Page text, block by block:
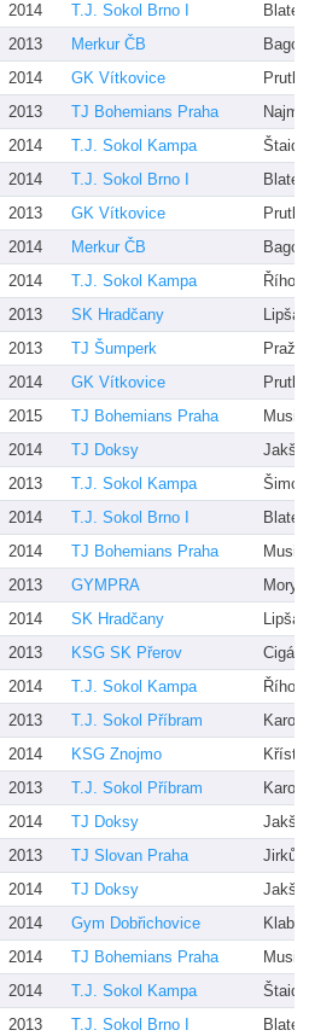
2014 T.J. Sokol Brno I
2013 Merkur ČB
2014 GK Vítkovice
2013 TJ Bohemians Praha
2014 T.J. Sokol Kampa
2014 T.J. Sokol Brno I
2013 GK Vítkovice
2014 Merkur ČB
2014 T.J. Sokol Kampa
2013 SK Hradčany
2013 TJ Šumperk
2014 GK Vítkovice
2015 TJ Bohemians Praha
2014 TJ Doksy
2013 T.J. Sokol Kampa
2014 T.J. Sokol Brno I
2014 TJ Bohemians Praha
2013 GYMPRA
2014 SK Hradčany
2013 KSG SK Přerov
2014 T.J. Sokol Kampa
2013 T.J. Sokol Příbram
2014 KSG Znojmo
2013 T.J. Sokol Příbram
2014 TJ Doksy
2013 TJ Slovan Praha
Jirků,
2014 TJ Doksy
2014 Gym Dobřichovice
2014 TJ Bohemians Praha
2014 T.J. Sokol Kampa
2013 T.J. Sokol Brno I